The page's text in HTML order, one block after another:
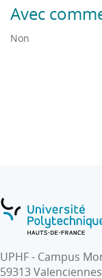
Avec
Non
UPHF - Campus
59313